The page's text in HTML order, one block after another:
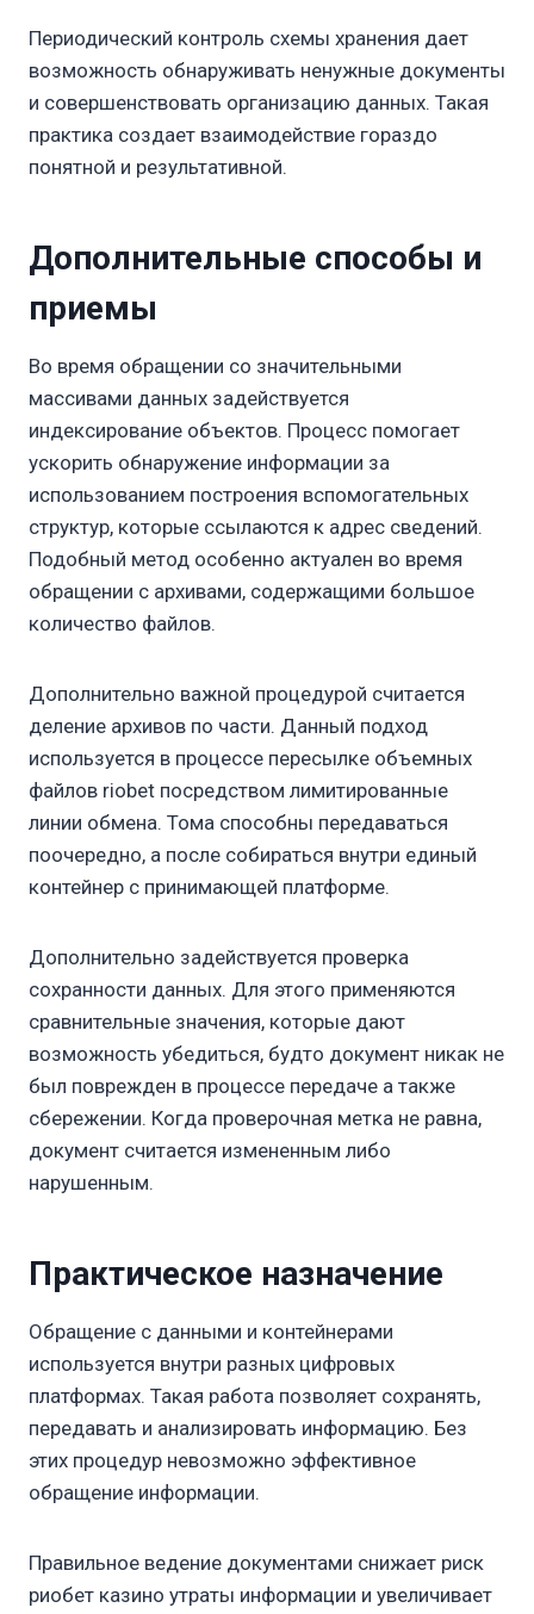
Периодический контроль схемы хранения дает
возможность обнаруживать ненужные документы
и совершенствовать организацию данных. Такая
практика создает взаимодействие гораздо
понятной и результативной.
Дополнительные способы и
приемы
Во время обращении со значительными
массивами данных задействуется
индексирование объектов. Процесс помогает
ускорить обнаружение информации за
использованием построения вспомогательных
структур, которые ссылаются к адрес сведений.
Подобный метод особенно актуален во время
обращении с архивами, содержащими большое
количество файлов.
Дополнительно важной процедурой считается
деление архивов по части. Данный подход
используется в процессе пересылке объемных
файлов riobet посредством лимитированные
линии обмена. Тома способны передаваться
поочередно, а после собираться внутри единый
контейнер с принимающей платформе.
Дополнительно задействуется проверка
сохранности данных. Для этого применяются
сравнительные значения, которые дают
возможность убедиться, будто документ никак не
был поврежден в процессе передаче а также
сбережении. Когда проверочная метка не равна,
документ считается измененным либо
нарушенным.
Практическое назначение
Обращение с данными и контейнерами
используется внутри разных цифровых
платформах. Такая работа позволяет сохранять,
передавать и анализировать информацию. Без
этих процедур невозможно эффективное
обращение информации.
Правильное ведение документами снижает риск
риобет казино утраты информации и увеличивает